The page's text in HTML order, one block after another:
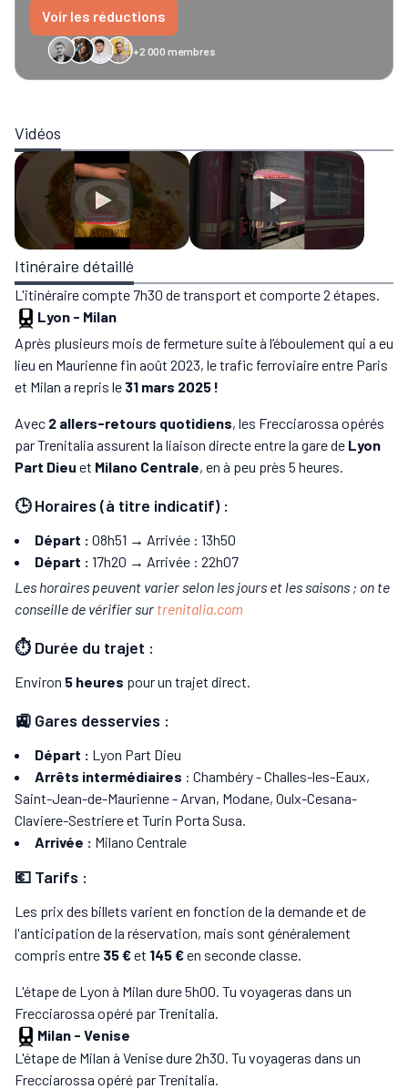
Voir les réductions
+2 000 membres
GreenGo Caledonian
Vidéos
Itinéraire détaillé
L'itinéraire compte 7h30 de transport et comporte 2 étapes.
Lyon - Milan
Après plusieurs mois de fermeture suite à l’éboulement qui a eu
lieu en Maurienne fin août 2023, le trafic ferroviaire entre Paris
et Milan a repris le 31 mars 2025 !
Avec 2 allers-retours quotidiens, les Frecciarossa opérés
par Trenitalia assurent la liaison directe entre la gare de Lyon
Part Dieu et Milano Centrale, en à peu près 5 heures.
🕒 Horaires (à titre indicatif) :
Départ : 08h51 → Arrivée : 13h50
Départ : 17h20 → Arrivée : 22h07
Les horaires peuvent varier selon les jours et les saisons ; on te
conseille de vérifier sur trenitalia.com
⏱️ Durée du trajet :
Environ 5 heures pour un trajet direct.
🚉 Gares desservies :
Départ : Lyon Part Dieu
Arrêts intermédiaires : Chambéry - Challes-les-Eaux,
Saint-Jean-de-Maurienne - Arvan, Modane, Oulx-Cesana-
Claviere-Sestriere et Turin Porta Susa.
Arrivée : Milano Centrale
💶 Tarifs :
Les prix des billets varient en fonction de la demande et de
l'anticipation de la réservation, mais sont généralement
compris entre 35 €et 145 €en seconde classe.
L'étape de Lyon à Milan dure 5h00. Tu voyageras dans un
Frecciarossa opéré par Trenitalia.
Milan - Venise
L'étape de Milan à Venise dure 2h30. Tu voyageras dans un
Frecciarossa opéré par Trenitalia.